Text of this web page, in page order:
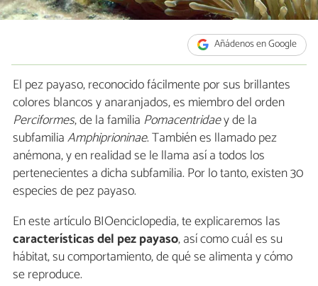
Añádenos en Google
El pez payaso, reconocido fácilmente por sus brillantes
colores blancos y anaranjados, es miembro del orden
Perciformes, de la familia Pomacentridaey de la
subfamiliaAmphiprioninae. También es llamado pez
anémona, y en realidad se le llama así a todos los
pertenecientes a dicha subfamilia. Por lo tanto, existen 30
especies de pez payaso.
En este artículo BIOenciclopedia, te explicaremos las
características del pez payaso, así como cuál es su
hábitat, su comportamiento, de qué se alimenta y cómo
se reproduce.